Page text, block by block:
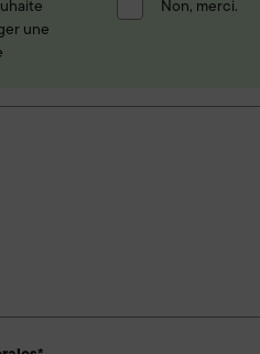
une
Non, merci.